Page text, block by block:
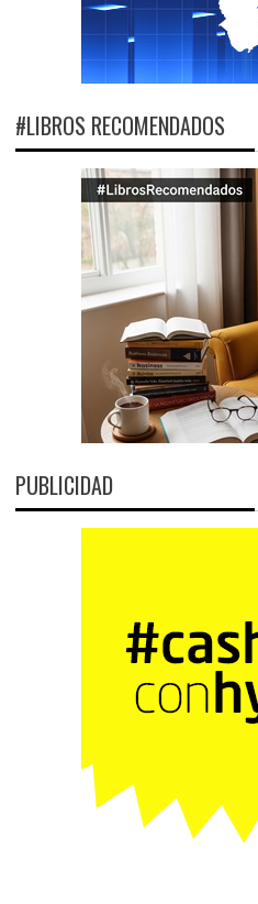
#LIBROS RECOMENDADOS
PUBLICIDAD